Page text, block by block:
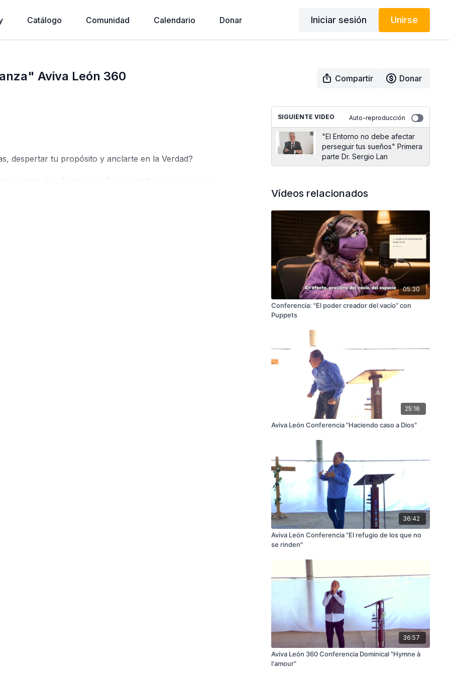
Catálogo Comunidad Calendario Donar Iniciar sesión Unirse
Aviva León 360 Compartir Donar
despertar tu propósito y anclarte en la Verdad?
en el libro de Sofonías
el Espíritu infinito de poder y vida? Esta
SIGUIENTE VIDEO Auto-reproducción
"El Entorno no debe afectar
perseguir tus sueños" Primera
parte Dr. Sergio Lan
Vídeos relacionados
05:30
Conferencia: "El poder creador del vacío” con
Puppets
25:16
Aviva León Conferencia "Haciendo caso a Dios"
36:42
Aviva León Conferencia "El refugio de los que no
se rinden"
36:57
Aviva León 360 Conferencia Dominical "Hymne à
l'amour"